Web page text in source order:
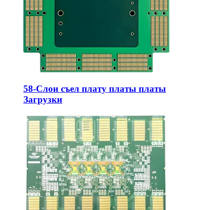
58-Слои съел плату платы платы
Загрузки